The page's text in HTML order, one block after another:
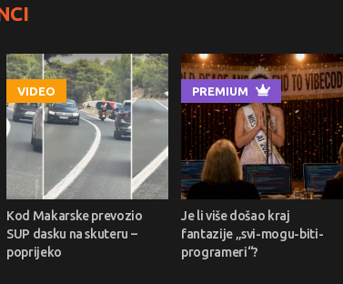
VIDEO
Kod Makarske prevozio
SUP dasku na skuteru –
poprijeko
PREMIUM
Je li više došao kraj
fantazije „svi-mogu-biti-
programeri“?